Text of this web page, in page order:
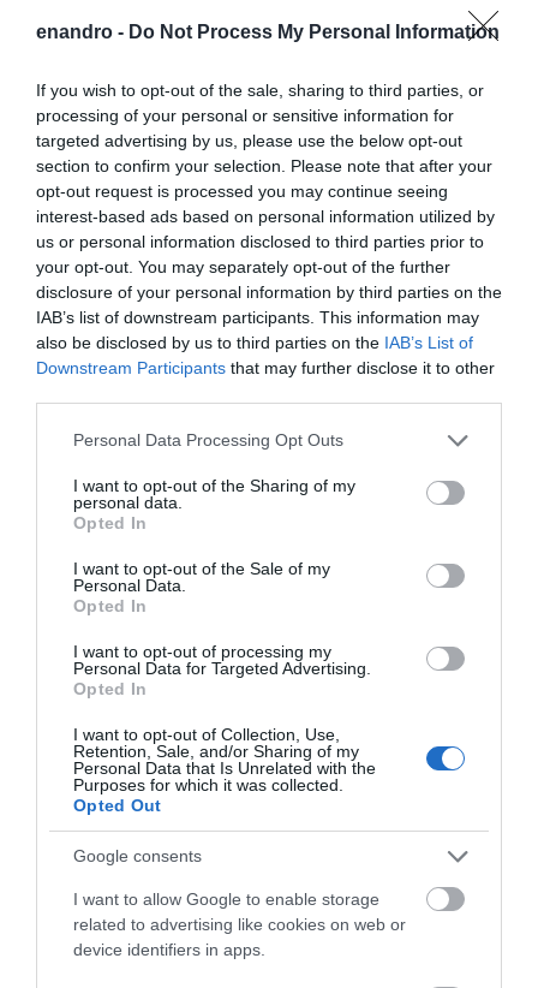
enandro - Do Not Process My Personal Information
If you wish to opt-out of the sale, sharing to third parties, or
processing of your personal or sensitive information for
targeted advertising by us, please use the below opt-out
section to confirm your selection. Please note that after your
opt-out request is processed you may continue seeing
interest-based ads based on personal information utilized by
us or personal information disclosed to third parties prior to
your opt-out. You may separately opt-out of the further
disclosure of your personal information by third parties on the
IAB’s list of downstream participants. This information may
also be disclosed by us to third parties on the IAB’s List of
Downstream Participants that may further disclose it to other
Please note that this website/app uses one or more Google
not limited to your visit or usage behaviour. You may click to
grant or deny consent to Google and its third-party tags to
use your data for below specified purposes in below Google
consent section.
Personal Data Processing Opt Outs
I want to opt-out of the Sharing of my
personal data.
Opted In
I want to opt-out of the Sale of my
Personal Data.
Opted In
I want to opt-out of processing my
Personal Data for Targeted Advertising.
Opted In
I want to opt-out of Collection, Use,
Retention, Sale, and/or Sharing of my
Personal Data that Is Unrelated with the
Purposes for which it was collected.
Opted Out
Google consents
I want to allow Google to enable storage
related to advertising like cookies on web or
device identifiers in apps.
Προτεινόμενα άρθρα
ΦΕΣΤΙΒΑΛ ΑΝΔΡΟΥ: Ένα βαθυστόχαστο έργο του
Μπέκετ
Η νεολαία της Άνδρου είναι εδώ. Χρειάζεται όμως
ΡΑΦΗΝΑ – ΘΕΟΥΤΑ σημειώσατε…